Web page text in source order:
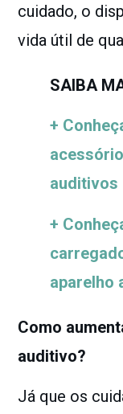
cuidado, o
vida útil de
SAIBA
+
auditivos
+
aparelho
Como
auditivo?
Já que os